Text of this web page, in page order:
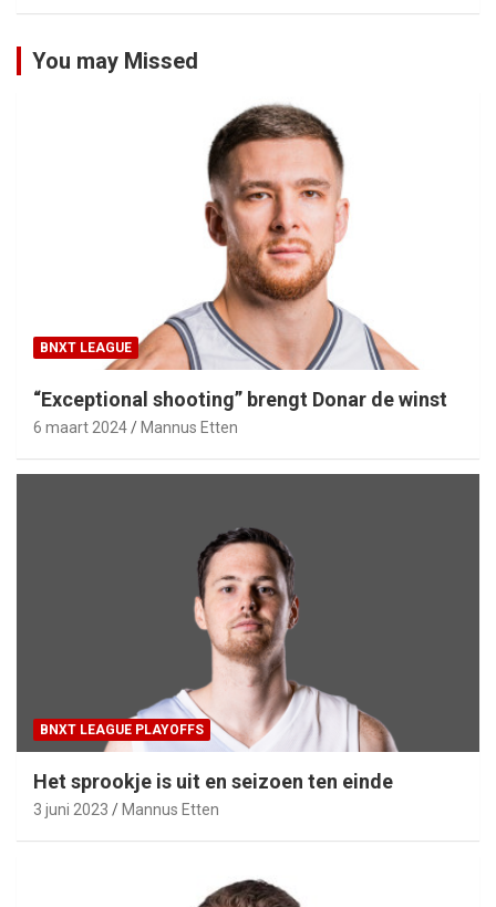
You may Missed
BNXT LEAGUE
“Exceptional shooting” brengt Donar de winst
6 maart 2024 Mannus Etten
BNXT LEAGUE PLAYOFFS
Het sprookje is uit en seizoen ten einde
3 juni 2023 Mannus Etten